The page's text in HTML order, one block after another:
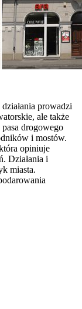
prowadzi
ale także
drogowego
i mostów.
opiniuje
Działania i
miasta.